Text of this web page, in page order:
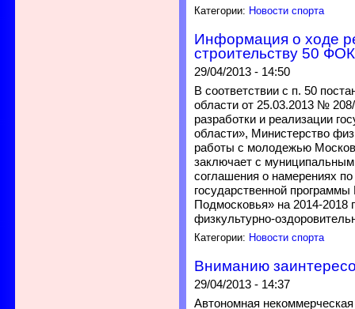
Категории: Новости спорта
Информация о ходе
строительству 50
29/04/2013 - 14:50
В соответствии с п. 50
области от 25.03.2013 №
разработки и реализации
области», Министерство
работы с молодежью
заключает с
соглашения о намерениях
государственной
Подмосковья» на 2014-2018
физкультурно-
Категории: Новости спорта
Вниманию
29/04/2013 - 14:37
Автономная